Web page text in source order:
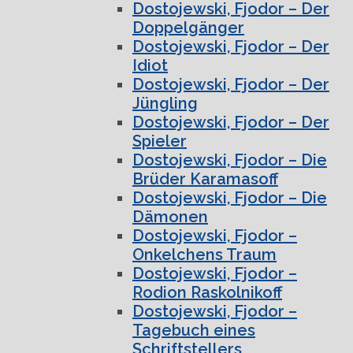
Dostojewski, Fjodor – Der
Doppelgänger
Dostojewski, Fjodor – Der
Idiot
Dostojewski, Fjodor – Der
Jüngling
Dostojewski, Fjodor – Der
Spieler
Dostojewski, Fjodor – Die
Brüder Karamasoff
Dostojewski, Fjodor – Die
Dämonen
Dostojewski, Fjodor –
Onkelchens Traum
Dostojewski, Fjodor –
Rodion Raskolnikoff
Dostojewski, Fjodor –
Tagebuch eines
Schriftstellers